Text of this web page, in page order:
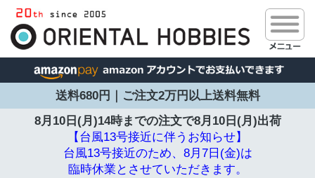
送料680円｜ご注文2万円以上送料無料
8月10日(月)14時までの注文で8月10日(月)出荷
【台風13号接近に伴うお知らせ】
台風13号接近のため、8月7日(金)は
臨時休業とさせていただきます。